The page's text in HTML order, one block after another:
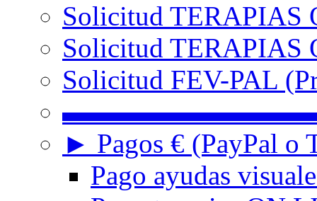
Solicitud TERAPIAS
Solicitud TERAPIAS
Solicitud FEV-PAL
► Pagos € (PayPal o
Pago ayudas